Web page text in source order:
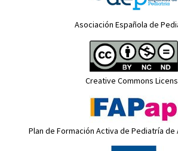
Asociación Española de
Creative Commons
Plan de Formación Activa de Pediatría de